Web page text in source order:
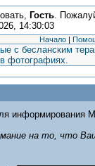
Гость.
14:30:03
Начало |
с бесланским
фотографиях.
информирования
на то, что